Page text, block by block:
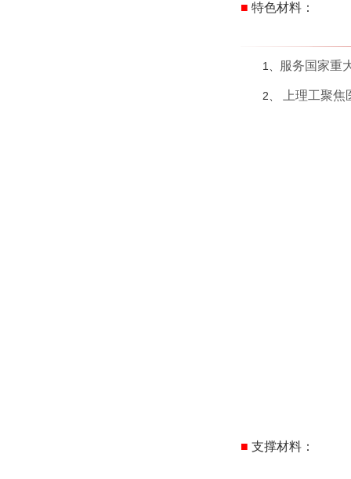
■ 特色材料 ：
1、 服务国家重
2、 上理工聚
■ 支撑材料 ：